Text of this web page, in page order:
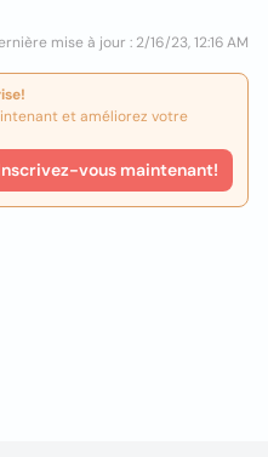
mise à jour : 2/16/23, 12:16 AM
et améliorez votre
vous maintenant!